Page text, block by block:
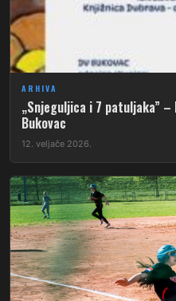
ARHIVA
„Snjeguljica i 7 patuljaka” –
Bukovac
12. veljače 2026.